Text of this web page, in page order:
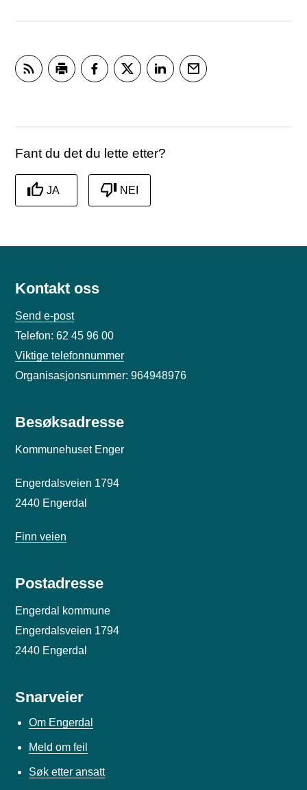
Fant du det du lette etter?
JA NEI
Kontakt oss
Send e-post
Telefon: 62 45 96 00
Viktige telefonnummer
Organisasjonsnummer: 964948976
Besøksadresse
Kommunehuset Enger
Engerdalsveien 1794
2440 Engerdal
Finn veien
Postadresse
Engerdal kommune
Engerdalsveien 1794
2440 Engerdal
Snarveier
Om Engerdal
Meld om feil
Søk etter ansatt